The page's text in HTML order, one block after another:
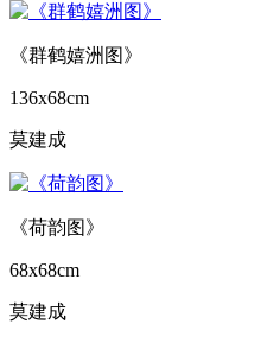
《群鹤嬉洲图》
136x68cm
莫建成
《荷韵图》
68x68cm
莫建成